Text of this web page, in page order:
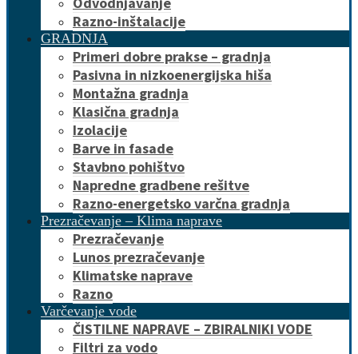
Razno-inštalacije
GRADNJA
Primeri dobre prakse – gradnja
Pasivna in nizkoenergijska hiša
Montažna gradnja
Klasična gradnja
Izolacije
Barve in fasade
Stavbno pohištvo
Napredne gradbene rešitve
Razno-energetsko varčna gradnja
Prezračevanje – Klima naprave
Prezračevanje
Lunos prezračevanje
Klimatske naprave
Razno
Varčevanje vode
ČISTILNE NAPRAVE – ZBIRALNIKI VODE
Filtri za vodo